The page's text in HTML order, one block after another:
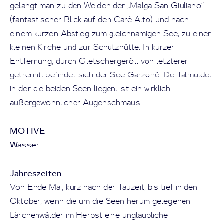
gelangt man zu den Weiden der „Malga San Giuliano“
(fantastischer Blick auf den Carè Alto) und nach
einem kurzen Abstieg zum gleichnamigen See, zu einer
kleinen Kirche und zur Schutzhütte. In kurzer
Entfernung, durch Gletschergeröll von letzterer
getrennt, befindet sich der See Garzonè. De Talmulde,
in der die beiden Seen liegen, ist ein wirklich
außergewöhnlicher Augenschmaus.
MOTIVE
Wasser
Jahreszeiten
Von Ende Mai, kurz nach der Tauzeit, bis tief in den
Oktober, wenn die um die Seen herum gelegenen
Lärchenwälder im Herbst eine unglaubliche